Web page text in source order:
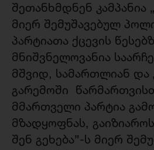
შეთანხმდნენ კამპანია
მიერ შემუშავებულ
პარტიათა ქცევის
მნიშვნელოვანია
მშვიდ, სამართლიან და
გარემოში
მმართველი პარტია
მზადყოფნას, გაიზიაროს
შენ გეხება”-ს მიერ